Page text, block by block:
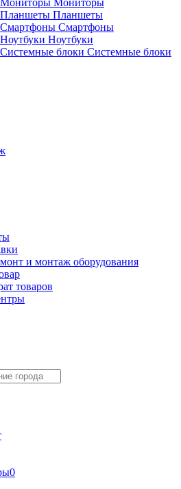
Мониторы
Планшеты
Смартфоны
Ноутбуки
Системные блоки
и монтаж оборудования
товаров
0